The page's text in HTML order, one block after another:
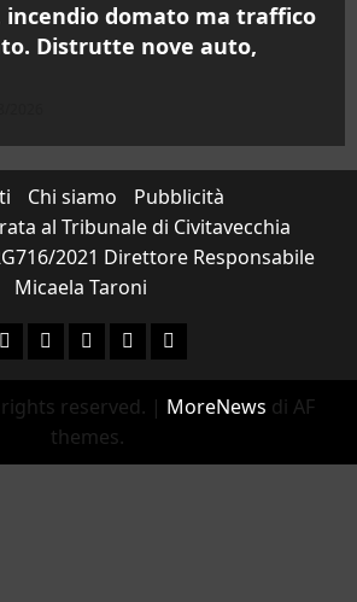
incendio domato ma traffico
Distrutte nove auto,
Chi siamo
Pubblicità
al Tribunale di Civitavecchia
2021 Direttore Responsabile
Micaela Taroni
FacebookInstagram
YouTubeTwitterEmail
reserved. | MoreNews di AF
themes.